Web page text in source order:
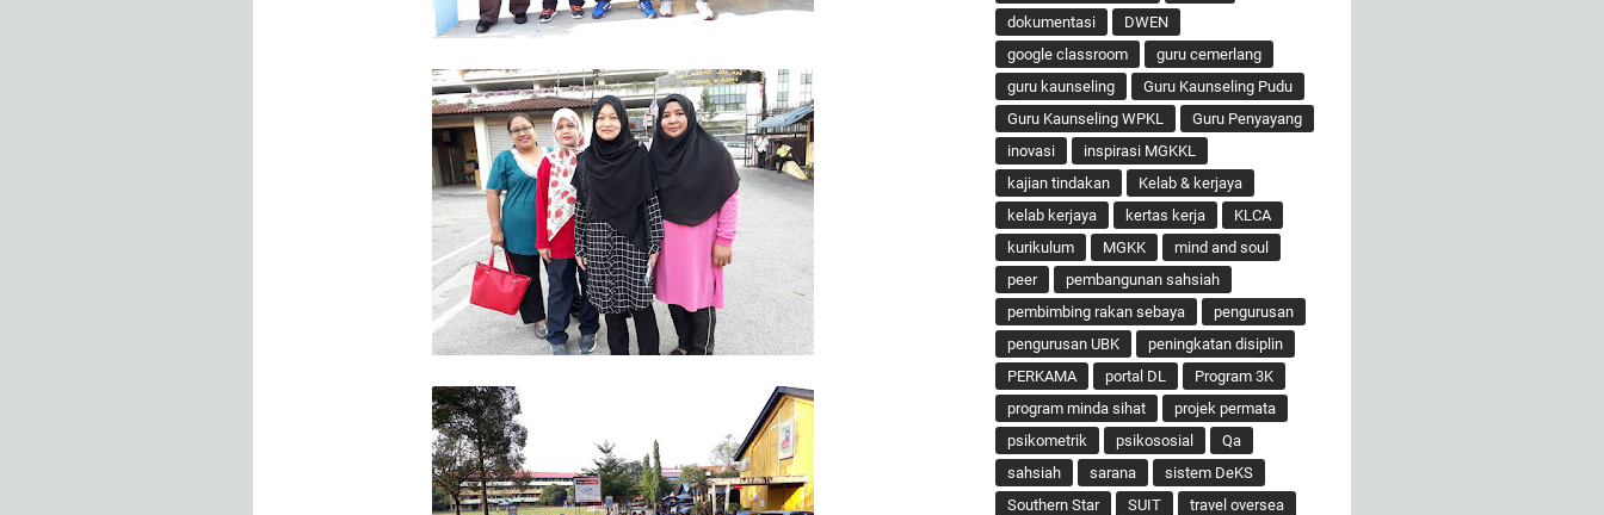
dokumentasi
DWEN
google classroom
guru cemerlang
guru kaunseling
Guru Kaunseling Pudu
Guru Kaunseling WPKL
Guru Penyayang
inovasi
inspirasi MGKKL
kajian tindakan
Kelab & kerjaya
kelab kerjaya
kertas kerja
KLCA
kurikulum
MGKK
mind and soul
peer
pembangunan sahsiah
pembimbing rakan sebaya
pengurusan
pengurusan UBK
peningkatan disiplin
PERKAMA
portal DL
Program 3K
program minda sihat
projek permata
psikometrik
psikososial
Qa
sahsiah
sarana
sistem DeKS
Southern Star
SUIT
travel oversea